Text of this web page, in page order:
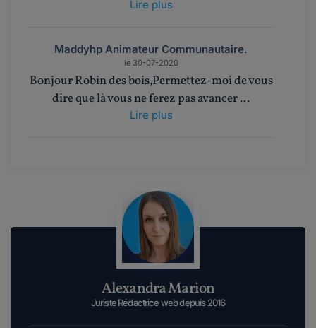
Lire plus
Maddyhp Animateur Communautaire.
le 30-07-2020
Bonjour Robin des bois,Permettez-moi de vous
dire que là vous ne ferez pas avancer ...
Lire plus
vous allez me prendre pour un fou mais
j'aurais des envies de m...
Lire plus
@AB99.
le 17-01-2018
bonjour , Je viens à vous car je ne sais plus quoi
Alexandra Marion
Juriste Rédactrice web depuis 2016